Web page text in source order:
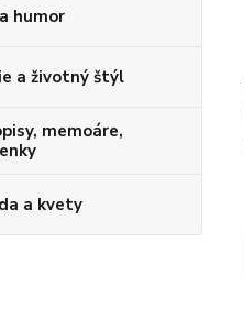
humor
a životný štýl
memoáre,
a kvety